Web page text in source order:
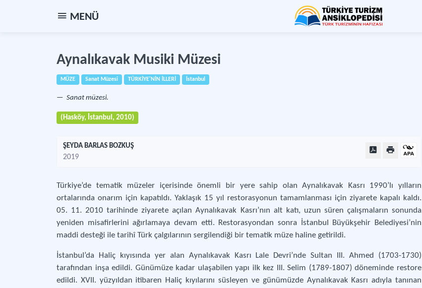
MENÜ
Aynalıkavak Musiki Müzesi
MÜZE Sanat Müzesi TÜRKİYE'NİN İLLERİ İstanbul
Sanat müzesi.
(Hasköy, İstanbul, 2010)
ŞEYDA BARLAS BOZKUŞ
2019
Türkiye’de tematik müzeler içerisinde önemli bir yere sahip olan Aynalıkavak Kasrı 1990’lı yılların
ortalarında onarım için kapatıldı. Yaklaşık 15 yıl restorasyonun tamamlanması için ziyarete kapalı kaldı.
05. 11. 2010 tarihinde ziyarete açılan Aynalıkavak Kasrı’nın alt katı, uzun süren çalışmaların sonunda
yeniden misafirlerini ağırlamaya devam etti. Restorasyondan sonra İstanbul Büyükşehir Belediyesi’nin
maddi desteği ile tarihî Türk çalgılarının sergilendiği bir tematik müze haline getirildi.
İstanbul’da Haliç kıyısında yer alan Aynalıkavak Kasrı Lale Devri’nde Sultan III. Ahmed (1703-1730)
tarafından inşa edildi. Günümüze kadar ulaşabilen yapı ilk kez III. Selim (1789-1807) döneminde restore
edildi. XVII. yüzyıldan itibaren Haliç kıyılarını süsleyen ve günümüzde Aynalıkavak Kasrı adıyla tanınan